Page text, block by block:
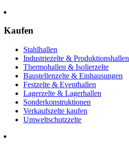
Kaufen
Stahlhallen
Industriezelte & Produktionshallen
Thermohallen & Isolierzelte
Baustellenzelte & Einhausungen
Festzelte & Eventhallen
Lagerzelte & Lagerhallen
Sonderkonstruktionen
Verkaufszelte kaufen
Umweltschutzzelte